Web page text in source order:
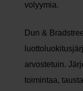
volyymia.
Dun &
arvostetuin.
toimintaa,